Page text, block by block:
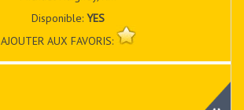
Disponible:YES
AJOUTER AUX FAVORIS: